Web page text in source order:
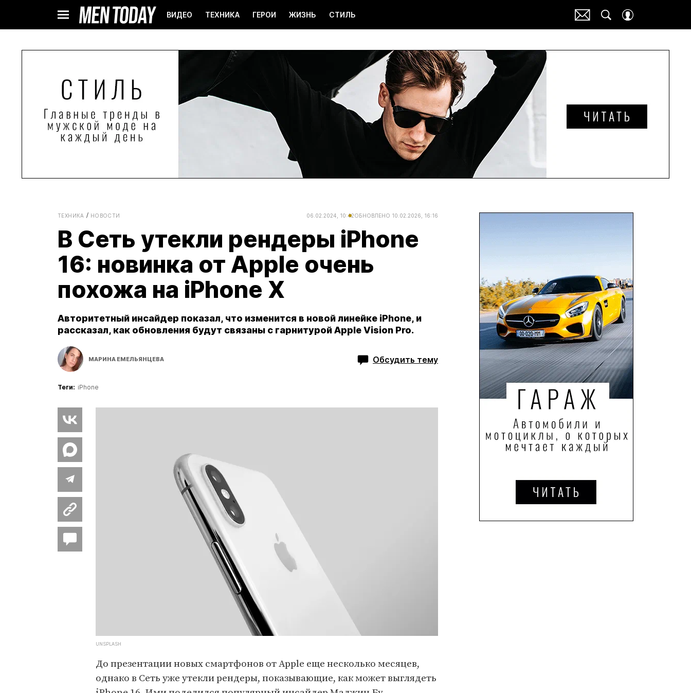
ВИДЕО ТЕХНИКА ГЕРОИ ЖИЗНЬ СТИЛЬ
ТЕХНИКА НОВОСТИ 06.02.2024, 10:42ОБНОВЛЕНО 10.02.2026, 16:16
В Сеть утекли рендеры iPhone
16: новинка от Apple очень
похожа на iPhone X
Авторитетный инсайдер показал, что изменится в новой линейке iPhone, и
рассказал, как обновления будут связаны с гарнитурой Apple Vision Pro.
МАРИНА ЕМЕЛЬЯНЦЕВА Обсудить тему
Теги: iPhone
UNSPLASH
До презентации новых смартфонов от Apple еще несколько месяцев,
однако в Сеть уже утекли рендеры, показывающие, как может выглядеть